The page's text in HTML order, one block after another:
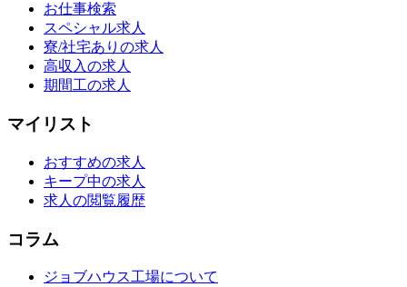
お仕事検索
スペシャル求人
寮/社宅ありの求人
高収入の求人
期間工の求人
マイリスト
おすすめの求人
キープ中の求人
求人の閲覧履歴
コラム
ジョブハウス工場について